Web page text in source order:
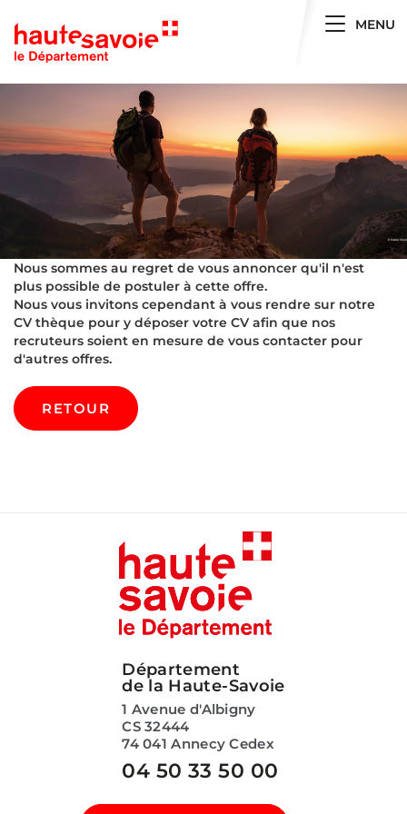
Toggle
MENU
Nous sommes au regret de vous annoncer qu'il n'est
plus possible de postuler à cette offre.
Nous vous invitons cependant à vous rendre sur notre
CV thèque pour y déposer votre CV afin que nos
recruteurs soient en mesure de vous contacter pour
d'autres offres.
RETOUR
Département
de la Haute-Savoie
1 Avenue d'Albigny
CS 32444
74 041 Annecy Cedex
04 50 33 50 00